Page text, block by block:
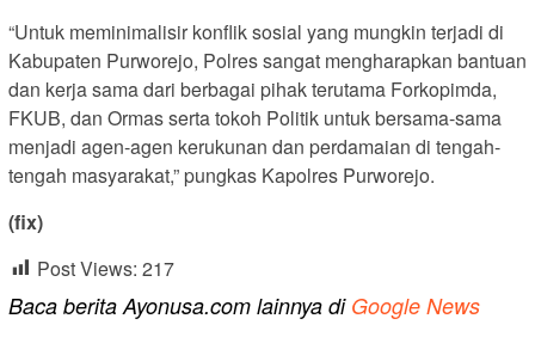
“Untuk meminimalisir konflik sosial yang mungkin terjadi di
Kabupaten Purworejo, Polres sangat mengharapkan bantuan
dan kerja sama dari berbagai pihak terutama Forkopimda,
FKUB, dan Ormas serta tokoh Politik untuk bersama-sama
menjadi agen-agen kerukunan dan perdamaian di tengah-
tengah masyarakat,” pungkas Kapolres Purworejo.
(fix)
Post Views: 217
Baca berita Ayonusa.com lainnya di Google News